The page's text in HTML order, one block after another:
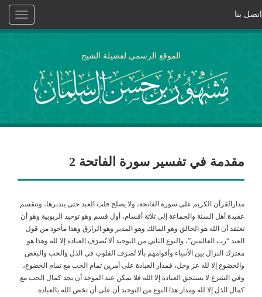
Toggle
اتصل بنا
الموقع الرسمي لفضيلة الشيخ
مقدمة في تفسير سورة الفاتحة 2
مدارالقرآن الكريم على سورة الفاتحة، ولا يصلح قلب العبد حتى يتدبرها، وتنقسم
عقيدة أهل السنة والجماعة إلى ثلاثة أقسام، أول قسم وهو توحيد الربوبية وهو أن
تعتقد أن الله هو الخالق وهو المالك وهو المدبر وهو الرازق وهذا مأخوذ من قول
العبد “رب العالمين”، والنوع الثاني من التوحيد ألا تُصرَف العبادة إلا لله وهذا هو
معترك النزال بين الأنبياء وأقوامهم بألا تُصرَف القلوب في الذل والحب والبغض
والخضوع إلا لله عز وجل، فمدار العبادة على أمرين تمام الحب مع تمام الخضوع،
وفي الشرع لا يستحق العبادة إلا الله فلا يمكن عند الموحد أن يجد كمال الحب مع
كمال الذل إلا لله ومدار هذا النوع من التوحيد أن على أن تخص الله بالعبادة